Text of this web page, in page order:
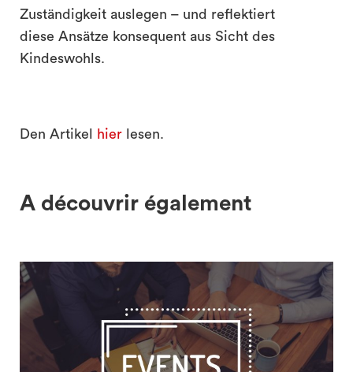
Zuständigkeit auslegen – und reflektiert
diese Ansätze konsequent aus Sicht des
Kindeswohls.
Den Artikel hierlesen.
A découvrir également